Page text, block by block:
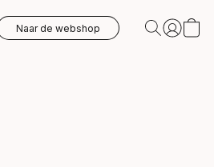
Naar de webshop